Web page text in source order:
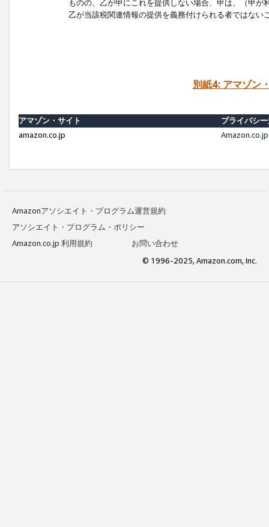
ものの、乙が甲にこれを提供しない場合、甲は、（甲
乙が当該税関連情報の提供を義務付けられる者ではな
別紙4: アマゾン
アマゾン・サイト
プライバシ
amazon.co.jp
Amazonアソシエイト・プログラム運営規約
アソシエイト・プログラム・ポリシー
Amazon.co.jp 利用規約
お問い合わせ
© 1996-2025, Amazon.com, Inc.